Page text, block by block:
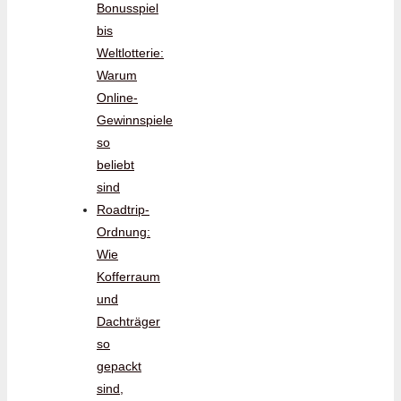
Bonusspiel
bis
Weltlotterie:
Warum
Online-
Gewinnspiele
so
beliebt
sind
Roadtrip-
Ordnung:
Wie
Kofferraum
und
Dachträger
so
gepackt
sind,